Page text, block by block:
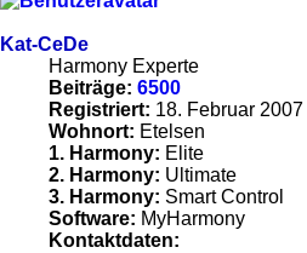
Kat-CeDe
Harmony Experte
Beiträge: 6500
Registriert: 18. Februar
Wohnort: Etelsen
1. Harmony: Elite
2. Harmony: Ultimate
3. Harmony: Smart Control
Software: MyHarmony
Kontaktdaten: